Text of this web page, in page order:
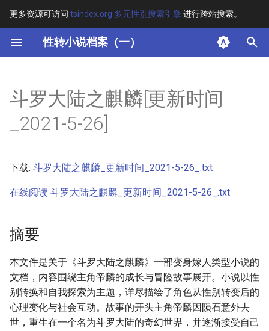
更多资源可访问 tsindex.org 多元性别搜索引擎进行跨站搜索。
性转小说档案（一）
键
开
索
其他信息 [Processed Page
Metadata]
斗罗大陆之麒麟[更新时间
_2021-5-26]
下载: 斗罗大陆之麒麟_更新时间_2021-5-26_.txt
在线阅读 斗罗大陆之麒麟_更新时间_2021-5-26_.txt
摘要
本文件是关于《斗罗大陆之麒麟》一部变身嫁人类型小说的
文档，内容围绕主角帝麟的成长与冒险故事展开。小说以性
别转换和自我探索为主题，详尽描绘了角色从性别转变后的
心理变化与社会互动。故事的开头主角帝麟因陨石意外去
世，重生在一个名为斗罗大陆的奇幻世界，并逐渐接受自己